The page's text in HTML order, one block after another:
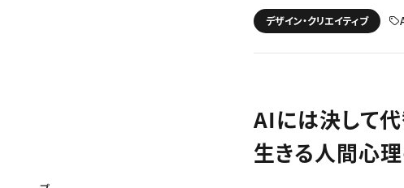
デザイン・クリエイティブ
AIには決して
生きる人間心